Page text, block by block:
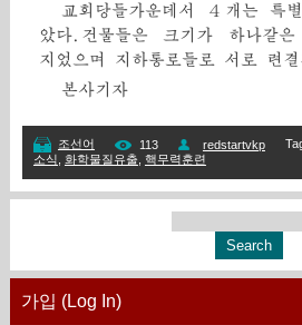
교회당들가운데서 ４개는 특
았다.건물들은 크기가 하나같
지었으며 지하통로들로 서로 련결
본사기자
조선어 113 redstartvkp
소식
화학물질유출, 핵무력훈련
가입 (Log In)